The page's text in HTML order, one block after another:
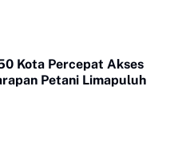
Kota Percepat Akses
Petani Limapuluh